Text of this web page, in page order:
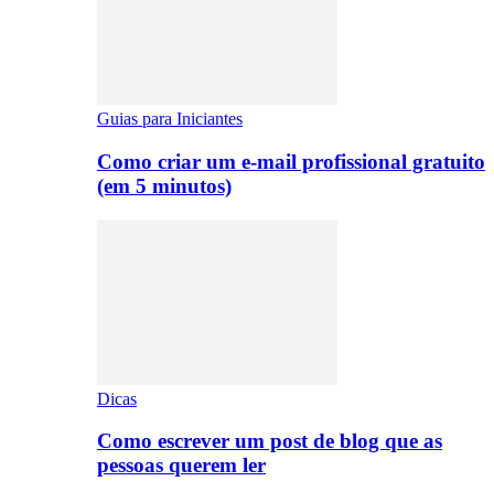
Guias para Iniciantes
Como criar um e-mail profissional gratuito
(em 5 minutos)
Dicas
Como escrever um post de blog que as
pessoas querem ler